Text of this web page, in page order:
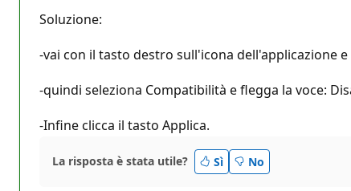
Soluzione:
-vai con il tasto destro sull'icona dell'applicazione
-quindi seleziona Compatibilità e flegga la voce:
-Infine clicca il tasto Applica.
La risposta è stata utile? Sì No